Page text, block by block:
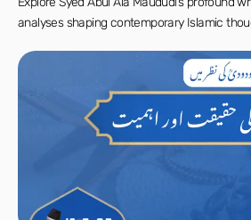
analyses shaping contemporary Islamic